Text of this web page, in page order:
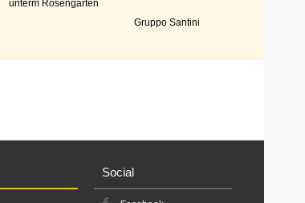
unterm Rosengarten
Gruppo Santini
Social